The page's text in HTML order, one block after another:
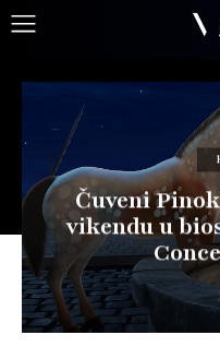
Čuveni
vikendu u